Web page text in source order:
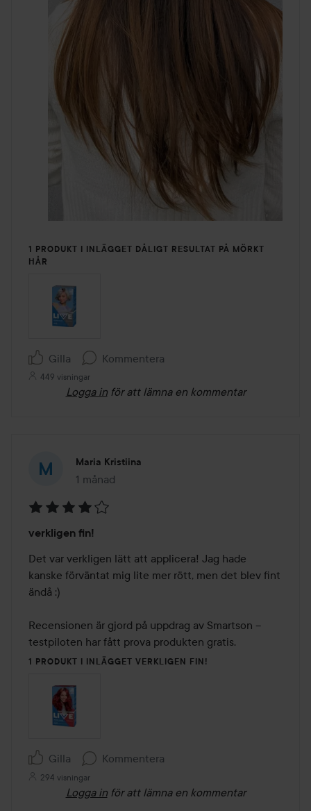
1 PRODUKT I INLÄGGET DÅLIGT RESULTAT PÅ MÖRKT
HÅR
Gilla Kommentera
449 visningar
Logga in för att lämna en kommentar
Maria Kristiina
1 månad
Inlägget skapades 1 månad
4
av
5
verkligen fin!
Det var verkligen lätt att applicera! Jag hade
kanske förväntat mig lite mer rött, men det blev fint
ändå :)
Recensionen är gjord på uppdrag av Smartson –
testpiloten har fått prova produkten gratis.
1 PRODUKT I INLÄGGET VERKLIGEN FIN!
Gilla Kommentera
294 visningar
Logga in för att lämna en kommentar